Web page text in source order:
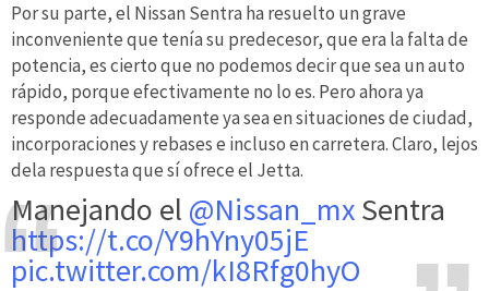
Por su parte, el Nissan Sentra ha resuelto un grave
inconveniente que tenía su predecesor, que era la falta de
potencia, es cierto que no podemos decir que sea un auto
rápido, porque efectivamente no lo es. Pero ahora ya
responde adecuadamente ya sea en situaciones de ciudad,
incorporaciones y rebases e incluso en carretera. Claro, lejos
dela respuesta que sí ofrece el Jetta.
Manejando el @Nissan_mxSentra
https://t.co/Y9hYny05jE
pic.twitter.com/kI8Rfg0hyO